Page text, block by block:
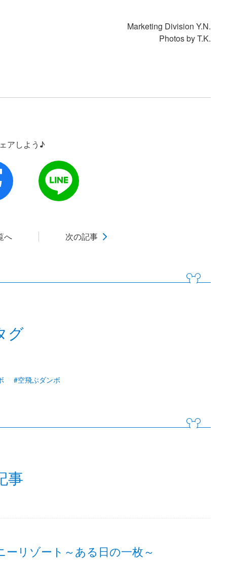
Marketing Division Y.N.
Photos by T.K.
アしよう♪
へ 次の記事
グ
#空飛ぶダンボ
事
ーリゾート～ある日の一枚～